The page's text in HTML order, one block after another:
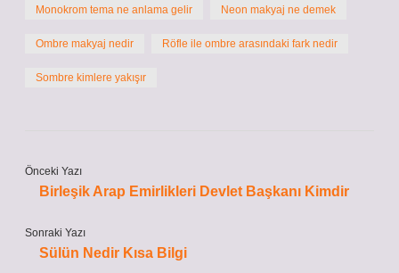
Monokrom tema ne anlama gelir Neon makyaj ne demek
Ombre makyaj nedir Röfle ile ombre arasındaki fark nedir
Sombre kimlere yakışır
Önceki Yazı
Birleşik Arap Emirlikleri Devlet Başkanı Kimdir
Sonraki Yazı
Sülün Nedir Kısa Bilgi